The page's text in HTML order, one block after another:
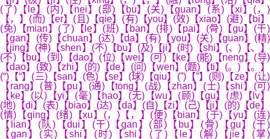
(了)【le】(内)【nei】(部)【bu】(关)【guan】(系)【xi】(，)
【，】(而)【er】(且)【qie】(有)【you】(效)【xiao】(避)【bi】
(免)【mian】(了)【le】(班)【ban】(排)【pai】(骨)【gu】(干)
【gan】(传)【chuan】(达)【da】(有)【you】(关)【guan】(精)
【jing】(神)【shen】(不)【bu】(及)【ji】(时)【shi】(、)【、】
(不)【bu】(到)【dao】(位)【wei】(可)【ke】(能)【neng】(导)
【dao】(致)【zhi】(的)【de】(问)【wen】(题)【ti】(。)【。】
(“)【“】(三)【san】(色)【se】(球)【qiu】(”)【”】(则)【ze】(让)
【rang】(普)【pu】(通)【tong】(战)【zhan】(士)【shi】(可)
【ke】(以)【yi】(毫)【hao】(无)【wu】(顾)【gu】(虑)【lv】
(地)【di】(表)【biao】(达)【da】(自)【zi】(己)【ji】(的)【de】
(情)【qing】(绪)【xu】(，)【，】(便)【bian】(于)【yu】(连)
【lian】(队)【dui】(干)【gan】(部)【bu】(骨)【gu】(干)
【gan】(实)【shi】(时)【shi】(了)【le】(解)【jie】(掌)